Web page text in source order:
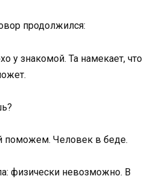
продолжился:
у знакомой. Та намекает, что
поможем. Человек в беде.
физически невозможно. В